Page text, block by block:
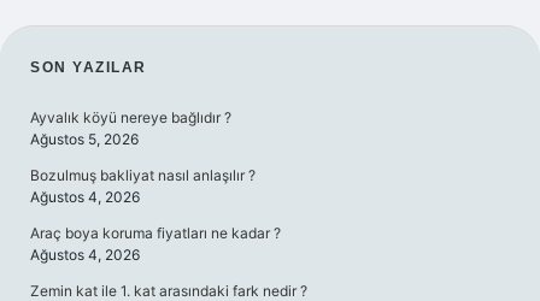
SIDEBAR
SON YAZILAR
Ayvalık köyü nereye bağlıdır ?
Ağustos 5, 2026
Bozulmuş bakliyat nasıl anlaşılır ?
Ağustos 4, 2026
Araç boya koruma fiyatları ne kadar ?
Ağustos 4, 2026
Zemin kat ile 1. kat arasındaki fark nedir ?